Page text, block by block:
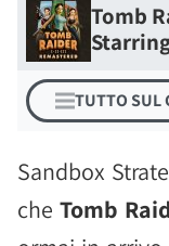
Tomb
TUTTO SUL
Sandbox
che Tomb